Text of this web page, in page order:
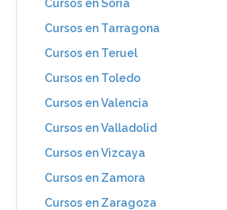
Cursos en Soria
Cursos en Tarragona
Cursos en Teruel
Cursos en Toledo
Cursos en Valencia
Cursos en Valladolid
Cursos en Vizcaya
Cursos en Zamora
Cursos en Zaragoza